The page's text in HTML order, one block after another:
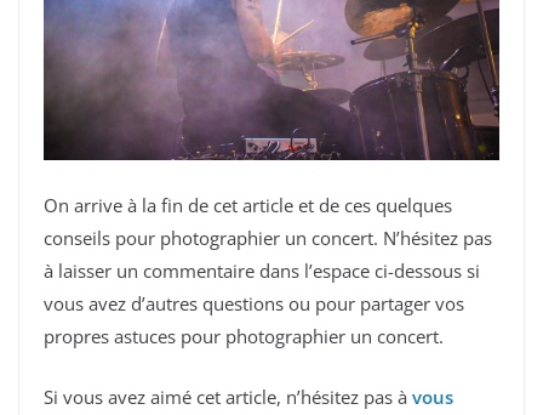
On arrive à la fin de cet article et de ces quelques
conseils pour photographier un concert. N’hésitez pas
à laisser un commentaire dans l’espace ci-dessous si
vous avez d’autres questions ou pour partager vos
propres astuces pour photographier un concert.
Si vous avez aimé cet article, n’hésitez pas à vous